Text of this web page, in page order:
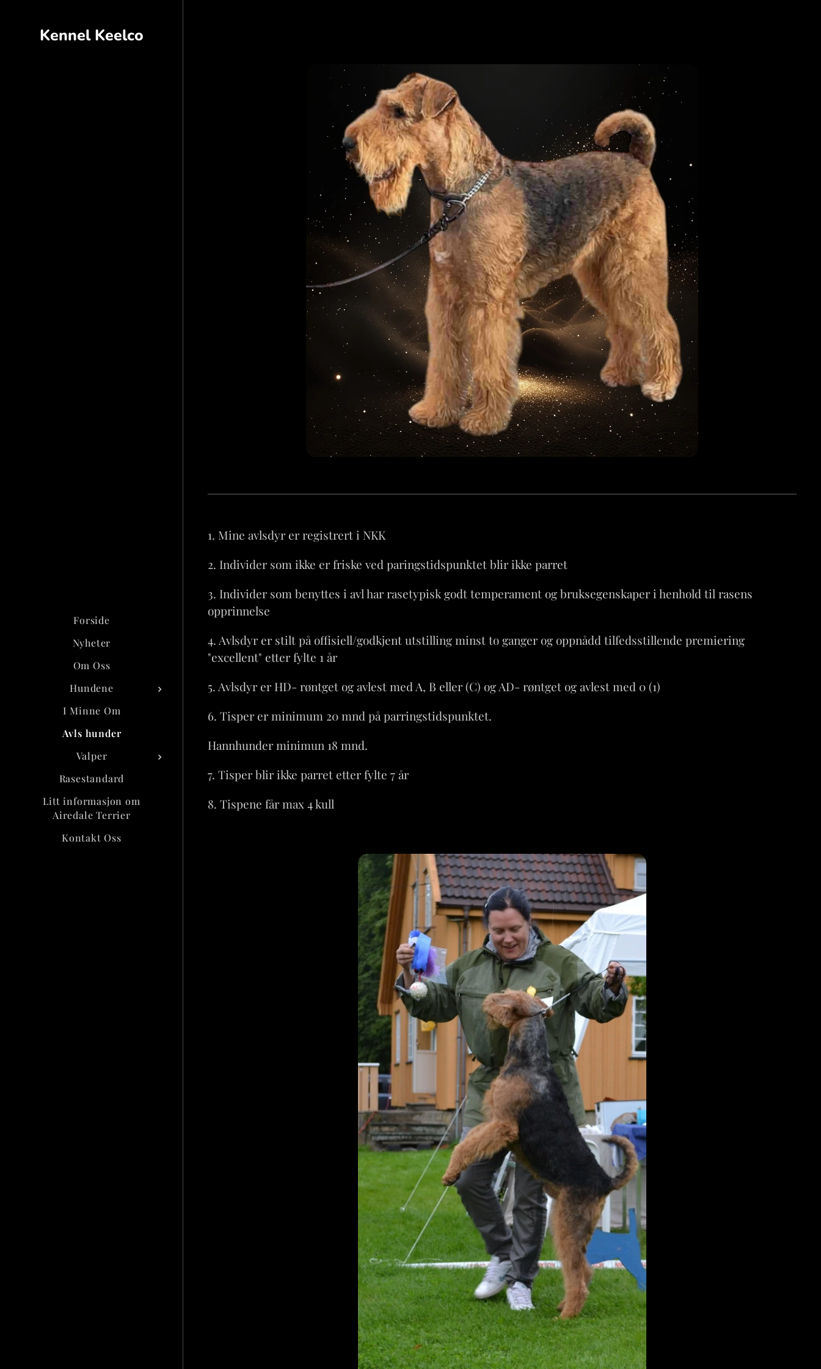
Kennel Keelco
Forside
Nyheter
Om Oss
Hundene
I Minne Om
Avls hunder
Valper
Rasestandard
Litt informasjon om
Airedale Terrier
Kontakt Oss
1. Mine avlsdyr er registrert i NKK
2. Individer som ikke er friske ved paringstidspunktet blir ikke parret
3. Individer som benyttes i avl har rasetypisk godt temperament og bruksegenskaper i henhold til rasens
opprinnelse
4. Avlsdyr er stilt på offisiell/godkjent utstilling minst to ganger og oppnådd tilfedsstillende premiering
"excellent" etter fylte 1 år
5. Avlsdyr er HD- røntget og avlest med A, B eller (C) og AD- røntget og avlest med 0 (1)
6. Tisper er minimum 20 mnd på parringstidspunktet.
Hannhunder minimun 18 mnd.
7. Tisper blir ikke parret etter fylte 7 år
8. Tispene får max 4 kull